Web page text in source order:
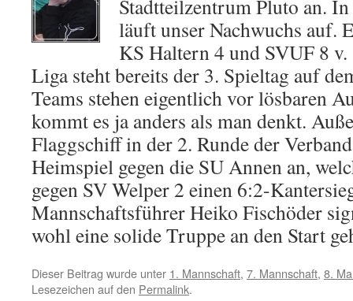
Stadtteilzentrum Pluto an.
läuft unser Nachwuchs auf.
KS Haltern 4 und SVUF 8
Liga steht bereits der 3. Spieltag auf
Teams stehen eigentlich vor lösbaren
kommt es ja anders als man denkt.
Flaggschiff in der 2. Runde der
Heimspiel gegen die SU Annen an,
gegen SV Welper 2 einen 6:2-
Mannschaftsführer Heiko Fischöder
wohl eine solide Truppe an den Start
Dieser Beitrag wurde unter 1. Mannschaft, 7. Mannschaft, 8.
Lesezeichen auf den Permalink.